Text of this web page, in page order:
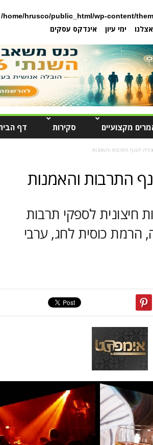
/home/hrusco/public_html/wp-content/
ימי עיון אינדקס עסקים
מקצועיים סקירות דף
לענף התרבות והאמנות
התרבות והאמנות
חיצונית לספקי תרבות
הרמת כוסית לחג, ערבי